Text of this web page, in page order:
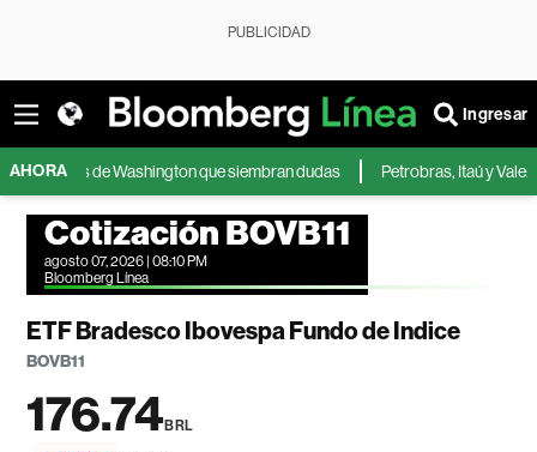
PUBLICIDAD
Ingresar
AHORAde Washington que siembran dudas Petrobras, Itaú y Vale:
Cotización BOVB11
agosto 07, 2026 | 08:10 PM
Bloomberg Línea
ETF Bradesco Ibovespa Fundo de Indice
BOVB11
176.74BRL